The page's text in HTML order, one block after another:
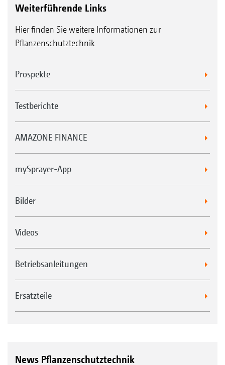
Weiterführende Links
Hier finden Sie weitere Informationen zur
Pflanzenschutztechnik
Prospekte
Testberichte
AMAZONE FINANCE
mySprayer-App
Bilder
Videos
Betriebsanleitungen
Ersatzteile
News Pflanzenschutztechnik